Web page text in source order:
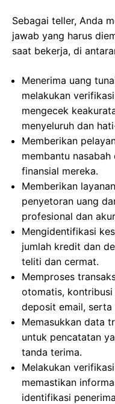
Sebagai teller, Anda
jawab yang harus
saat bekerja, di
Menerima uang
melakukan
mengecek
menyeluruh dan
Memberikan
membantu
finansial mereka.
Memberikan
penyetoran uang
profesional dan
Mengidentifikasi
jumlah kredit dan
teliti dan cermat.
Memproses
otomatis, kontribusi
deposit email,
Memasukkan data
untuk pencatatan
tanda terima.
Melakukan
memastikan
identifikasi